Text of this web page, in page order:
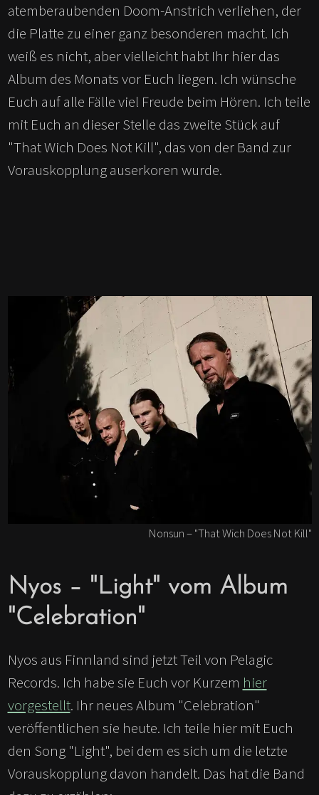
atemberaubenden Doom-Anstrich verliehen, der
die Platte zu einer ganz besonderen macht. Ich
weiß es nicht, aber vielleicht habt Ihr hier das
Album des Monats vor Euch liegen. Ich wünsche
Euch auf alle Fälle viel Freude beim Hören. Ich teile
mit Euch an dieser Stelle das zweite Stück auf
"That Wich Does Not Kill", das von der Band zur
Vorauskopplung auserkoren wurde.
Nonsun – "That Wich Does Not Kill"
Nyos – "Light" vom Album
"Celebration"
Nyos aus Finnland sind jetzt Teil von Pelagic
Records. Ich habe sie Euch vor Kurzem hier
vorgestellt. Ihr neues Album "Celebration"
veröffentlichen sie heute. Ich teile hier mit Euch
den Song "Light", bei dem es sich um die letzte
Vorauskopplung davon handelt. Das hat die Band